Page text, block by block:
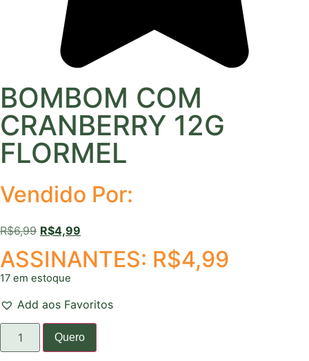
BOMBOM COM
CRANBERRY 12G
FLORMEL
Vendido Por:
R$6,99 R$4,99
ASSINANTES: R$4,99
17 em estoque
Add aos Favoritos
Quero